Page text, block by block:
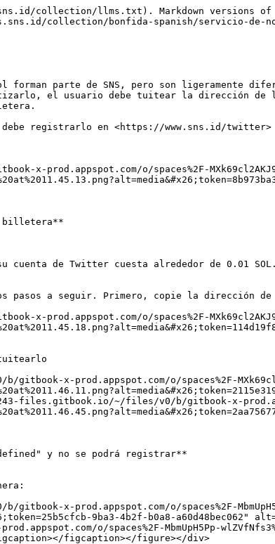
collection/llms.txt). Markdown versions of
collection/bonfida-spanish/servicio-de-
forman parte de SNS, pero son ligeramente
el usuario debe tuitear la dirección de
registrarlo en <https://www.sns.id/twitter>
prod.appspot.com/o/spaces%2F-
billetera**
de Twitter cuesta alrededor de 0.01
pasos a seguir. Primero, copie la dirección
prod.appspot.com/o/spaces%2F-
x-prod.appspot.com/o/spaces%2F-
~/files/v0/b/gitbook-x-
y no se podrá registrar**
x-prod.appspot.com/o/spaces%2F-
9ba3-4b2f-b0a8-
o/spaces%2F-MbmUpH5Pp-
figcaption></figure></div>